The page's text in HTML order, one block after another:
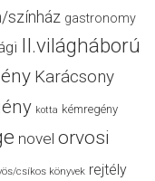
színház gastronomy
II.világháború
Karácsony
kotta kémregény
novel orvosi
csíkos könyvek rejtély